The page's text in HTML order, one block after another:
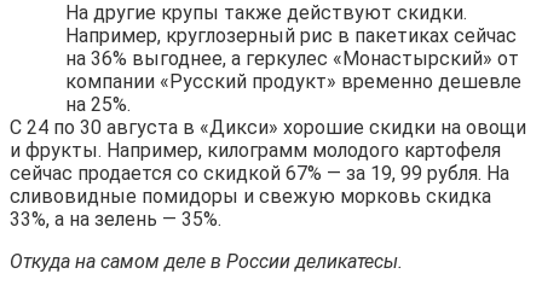
На другие крупы также действуют скидки.
Например, круглозерный рис в пакетиках сейчас
на 36% выгоднее, а геркулес «Монастырский» от
компании «Русский продукт» временно дешевле
на 25%.
С 24 по 30 августа в «Дикси» хорошие скидки на овощи
и фрукты. Например, килограмм молодого картофеля
сейчас продается со скидкой 67% — за 19, 99 рубля. На
сливовидные помидоры и свежую морковь скидка
33%, а на зелень — 35%.
Откуда на самом деле в России деликатесы.